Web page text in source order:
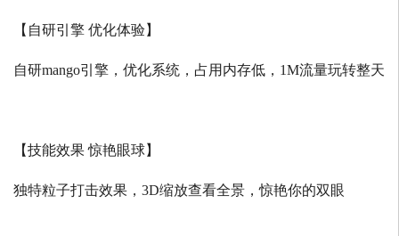
【自研引擎 优化体验】
自研mango引擎，优化系统，占用内存低， 1M流量玩转整天
【技能效果 惊艳眼球】
独特粒子打击效果， 3D缩放查看全景，惊艳你的双眼